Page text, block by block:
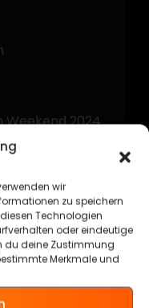
wir
zu speichern
Technologien
oder eindeutige
du deine Zustimmung
Merkmale und
Weekend 2024